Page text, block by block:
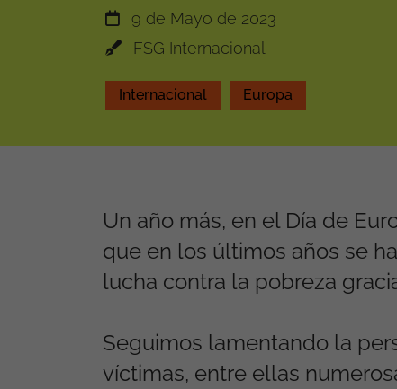
9 de Mayo de 2023
FSG Internacional
Internacional Europa
Un año más, en el Día de
que en los últimos años se
lucha contra la pobreza
Seguimos lamentando la
víctimas, entre ellas